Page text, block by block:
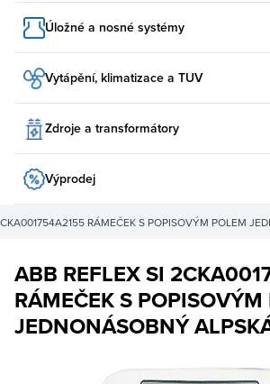
Úložné a nosné systémy
Vytápění, klimatizace a TUV
Zdroje a transformátory
Výprodej
RÁMEČEK S POPISOVÝM POLEM
ABB REFLEX SI
RÁMEČEK S POPISOVÝM
JEDNONÁSOBNÝ